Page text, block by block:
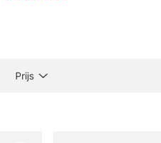
Prijs